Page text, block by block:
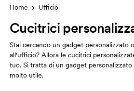
Home Ufficio
Cucitrici
Stai cercando un gadget personalizzato
all'ufficio? Allora le cucitrici
tuo. Si tratta di un gadget
molto utile.